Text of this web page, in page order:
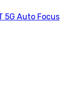
5G Auto Focus